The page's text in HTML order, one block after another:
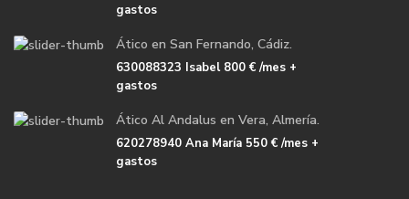
gastos
Ático en San Fernando, Cádiz.
630088323 Isabel800 €/mes +
gastos
Ático Al Andalus en Vera, Almería.
620278940 Ana María 550 €/mes +
gastos